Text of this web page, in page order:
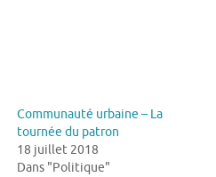
Communauté urbaine – La
tournée du patron
18 juillet 2018
Dans "Politique"